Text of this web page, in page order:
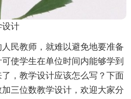
设计
民教师，就难以避免地要准备
使学生在单位时间内能够学到
，教学设计应该怎么写？下面
三位数教学设计，欢迎大家分